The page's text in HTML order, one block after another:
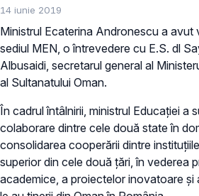
14 iunie 2019
Ministrul Ecaterina Andronescu a avut
sediul MEN, o întrevedere cu E.S. dl
Albusaidi, secretarul general al
al Sultanatului Oman.
În cadrul întâlnirii, ministrul Educației a
colaborare dintre cele două state în
consolidarea cooperării dintre
superior din cele două țări, în vederea
academice, a proiectelor inovatoare și